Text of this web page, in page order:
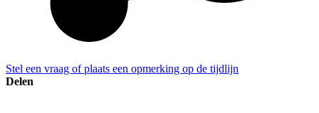
Stel een vraag of plaats een opmerking op de tijdlijn
Delen